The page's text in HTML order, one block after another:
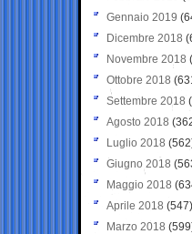
Gennaio 2019
Dicembre 2018
Novembre 2018
Ottobre 2018
Settembre 2018
Agosto 2018
Luglio 2018
Giugno 2018
Maggio 2018
Aprile 2018 (547)
Marzo 2018